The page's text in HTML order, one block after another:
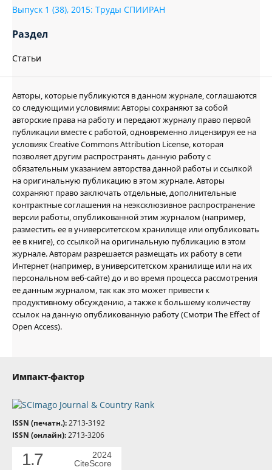
Выпуск 1 (38), 2015: Труды СПИИРАН
Раздел
Статьи
Авторы, которые публикуются в данном журнале, соглашаются
со следующими условиями: Авторы сохраняют за собой
авторские права на работу и передают журналу право первой
публикации вместе с работой, одновременно лицензируя ее на
условиях Creative Commons Attribution License, которая
позволяет другим распространять данную работу с
обязательным указанием авторства данной работы и ссылкой
на оригинальную публикацию в этом журнале. Авторы
сохраняют право заключать отдельные, дополнительные
контрактные соглашения на неэксклюзивное распространение
версии работы, опубликованной этим журналом (например,
разместить ее в университетском хранилище или опубликовать
ее в книге), со ссылкой на оригинальную публикацию в этом
журнале. Авторам разрешается размещать их работу в сети
Интернет (например, в университетском хранилище или на их
персональном веб-сайте) до и во время процесса рассмотрения
ее данным журналом, так как это может привести к
продуктивному обсуждению, а также к большему количеству
ссылок на данную опубликованную работу (Смотри The Effect of
Open Access).
Импакт-фактор
ISSN (печатн.):2713-3192
ISSN (онлайн):2713-3206
1.7
2024
CiteScore